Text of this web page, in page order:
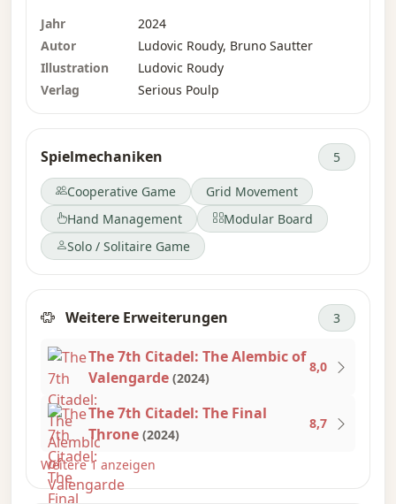
Jahr
2024
Autor
Ludovic Roudy, Bruno Sautter
Illustration
Ludovic Roudy
Verlag
Serious Poulp
Spielmechaniken 5
Cooperative Game
Grid Movement
Hand Management
Modular Board
Solo / Solitaire Game
Weitere Erweiterungen 3
The 7th Citadel: The Alembic of
Valengarde (2024)
8,0
The 7th Citadel: The Final
Throne (2024)
8,7
Weitere 1 anzeigen